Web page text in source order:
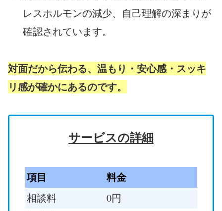
レスホルモンの減少、自己理解の深まりが
確認されています。
対面だから伝わる、温もり・安心感・スッキ
リ感が確かにあるのです。
サービスの詳細
項目 料金
相談料
0円